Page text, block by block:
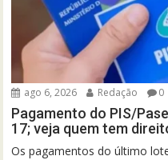
ago 6, 2026 Redação 0
Pagamento do PIS/
17; veja quem tem
Os pagamentos do último